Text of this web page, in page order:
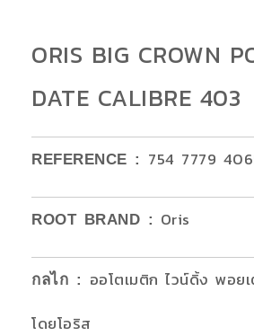
ORIS BIG CROWN
DATE CALIBRE 403
REFERENCE : 754 7779
ROOT BRAND : Oris
กลไก : ออโตเมติก ไวน์ดิ้ง พอ
โดยโอริส